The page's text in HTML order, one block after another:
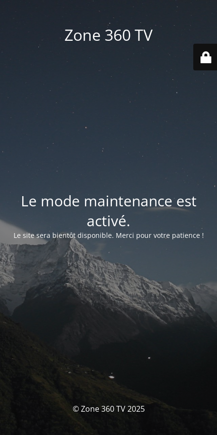
Zone 360 TV
Le mode maintenance est
activé.
Le site sera bientôt disponible. Merci pour votre patience !
© Zone 360 TV 2025